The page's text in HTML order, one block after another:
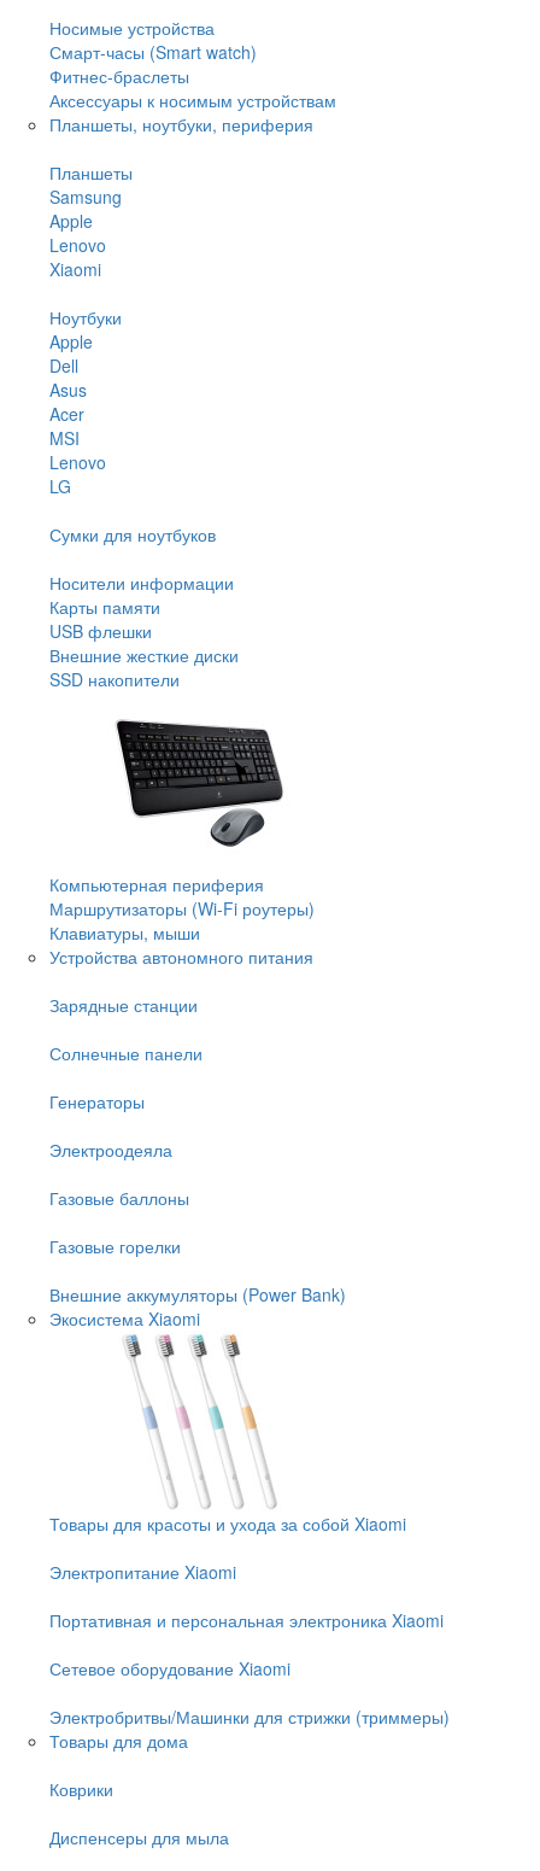
Носимые устройства
Смарт-часы (Smart watch)
Фитнес-браслеты
Аксессуары к носимым устройствам
Планшеты, ноутбуки, периферия
Планшеты
Samsung
Apple
Lenovo
Xiaomi
Ноутбуки
Apple
Dell
Asus
Acer
MSI
Lenovo
LG
Сумки для ноутбуков
Носители информации
Карты памяти
USB флешки
Внешние жесткие диски
SSD накопители
Компьютерная периферия
Маршрутизаторы (Wi-Fi роутеры)
Клавиатуры, мыши
Устройства автономного питания
Зарядные станции
Солнечные панели
Генераторы
Электроодеяла
Газовые баллоны
Газовые горелки
Внешние аккумуляторы (Power Bank)
Экосистема Xiaomi
Товары для красоты и ухода за собой Xiaomi
Электропитание Xiaomi
Портативная и персональная электроника Xiaomi
Сетевое оборудование Xiaomi
Электробритвы/Машинки для стрижки (триммеры)
Товары для дома
Коврики
Диспенсеры для мыла